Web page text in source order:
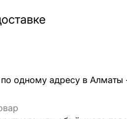
по одному адресу в